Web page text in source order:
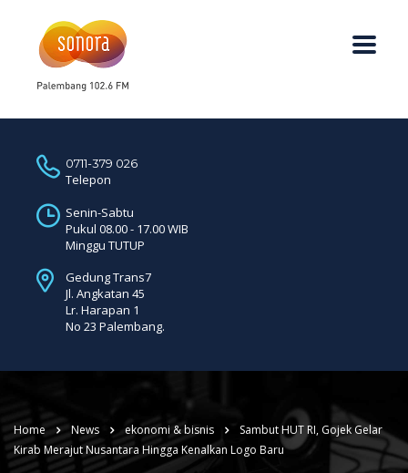
0711-379 026
Telepon
Senin-Sabtu
Pukul 08.00 - 17.00 WIB
Minggu TUTUP
Gedung Trans7
Jl. Angkatan 45
Lr. Harapan 1
No 23 Palembang.
Home News ekonomi & bisnis
Sambut HUT RI, Gojek Gelar
Kirab Merajut Nusantara Hingga Kenalkan Logo Baru